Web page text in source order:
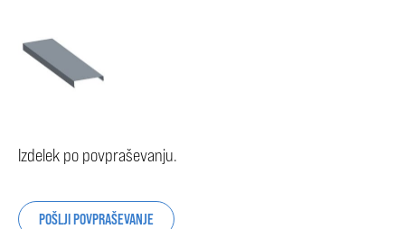
Izdelek po povpraševanju.
POŠLJI POVPRAŠEVANJE